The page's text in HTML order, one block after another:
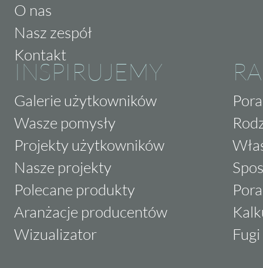
O nas
Nasz zespół
Kontakt
INSPIRUJEMY
Galerie użytkowników
Wasze pomysły
Projekty użytkowników
Nasze projekty
Polecane produkty
Aranżacje producentów
Wizualizator